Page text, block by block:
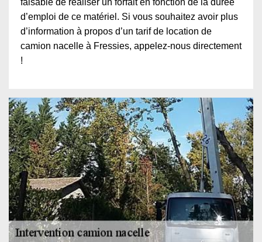
faisable de réaliser un forfait en fonction de la durée
d’emploi de ce matériel. Si vous souhaitez avoir plus
d’information à propos d’un tarif de location de
camion nacelle à Fressies, appelez-nous directement
!